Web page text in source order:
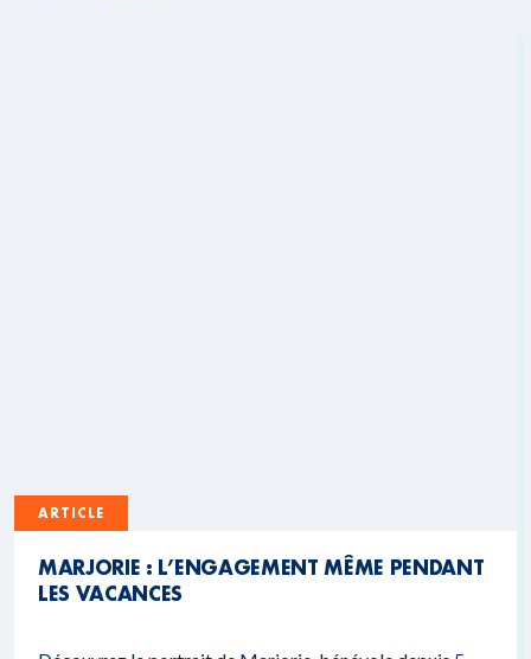
ARTICLE
MARJORIE : L’ENGAGEMENT MÊME PENDANT
LES VACANCES